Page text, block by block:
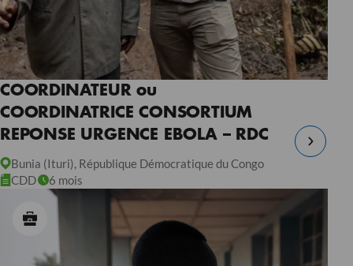
COORDINATEUR ou
COORDINATRICE CONSORTIUM
REPONSE URGENCE EBOLA – RDC
Bunia (Ituri), République Démocratique du Congo
CDD
6 mois